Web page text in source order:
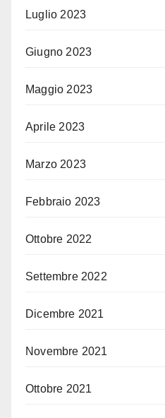
Luglio 2023
Giugno 2023
Maggio 2023
Aprile 2023
Marzo 2023
Febbraio 2023
Ottobre 2022
Settembre 2022
Dicembre 2021
Novembre 2021
Ottobre 2021